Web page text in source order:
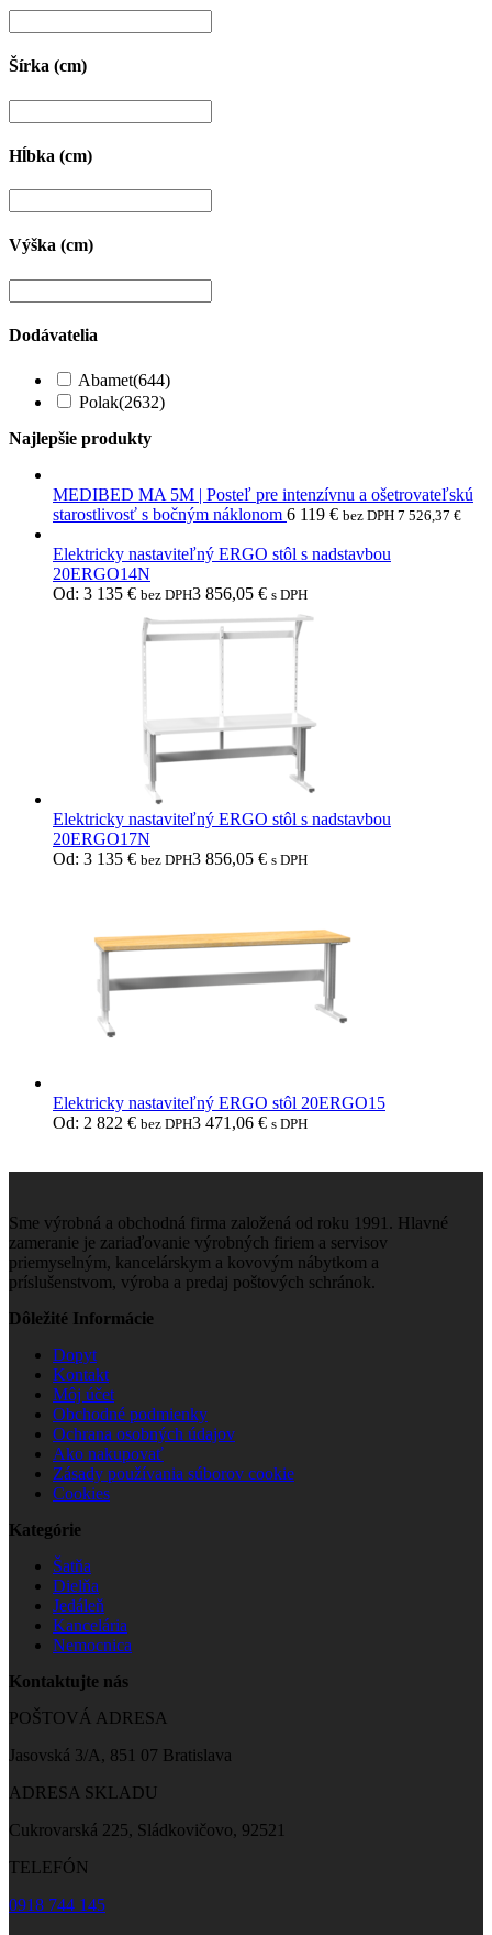
Šírka (cm)
Hĺbka (cm)
Výška (cm)
Dodávatelia
Abamet(644)
Polak(2632)
Najlepšie produkty
MEDIBED MA 5M | Posteľ pre intenzívnu a ošetrovateľskú
starostlivosť s bočným náklonom 6 119 € bez DPH 7 526,37 €
Elektricky nastaviteľný ERGO stôl s nadstavbou
20ERGO14N
Od: 3 135 € bez DPH3 856,05 € s DPH
Elektricky nastaviteľný ERGO stôl s nadstavbou
20ERGO17N
Od: 3 135 € bez DPH3 856,05 € s DPH
Elektricky nastaviteľný ERGO stôl 20ERGO15
Od: 2 822 € bez DPH3 471,06 € s DPH
Sme výrobná a obchodná firma založená od roku 1991. Hlavné
zameranie je zariaďovanie výrobných firiem a servisov
priemyselným, kancelárskym a kovovým nábytkom a
príslušenstvom, výroba a predaj poštových schránok.
Dôležité Informácie
Dopyt
Kontakt
Môj účet
Obchodné podmienky
Ochrana osobných údajov
Ako nakupovať
Zásady používania súborov cookie
Cookies
Kategórie
Šatňa
Dielňa
Jedáleň
Kancelária
Nemocnica
Kontaktujte nás
POŠTOVÁ ADRESA
Jasovská 3/A, 851 07 Bratislava
ADRESA SKLADU
Cukrovarská 225, Sládkovičovo, 92521
TELEFÓN
0918 744 145